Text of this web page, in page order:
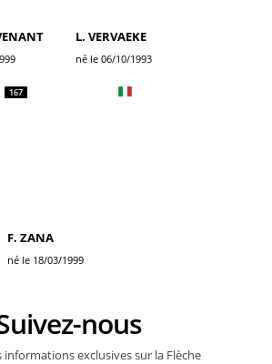
L. VERVAEKE
né le 06/10/1993
167
F. ZANA
né le 18/03/1999
Suivez-nous
informations exclusives sur la Flèche